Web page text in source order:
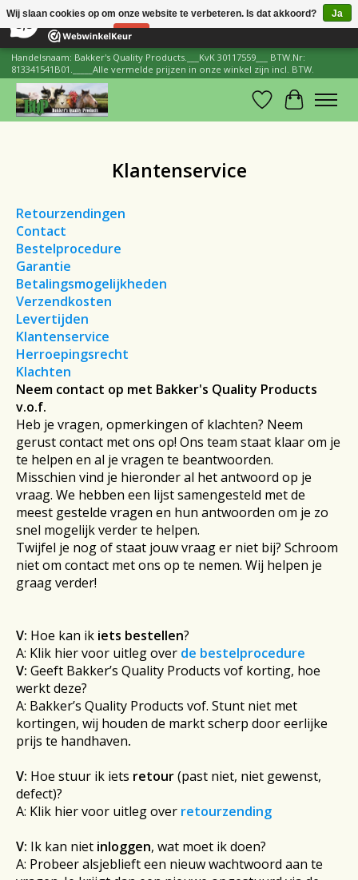
206 Reviews ×
Handelsnaam: Bakker's Quality Products.___KvK 30117559___ BTW.Nr:
813341541B01._____Alle vermelde prijzen in onze winkel zijn incl. BTW.
Verlanglijst
Klantenservice
Retourzendingen
Contact
Bestelprocedure
Garantie
Betalingsmogelijkheden
Verzendkosten
Levertijden
Klantenservice
Herroepingsrecht
Klachten
Neem contact op met Bakker's Quality Products
v.o.f.
Heb je vragen, opmerkingen of klachten? Neem
gerust contact met ons op! Ons team staat klaar om je
te helpen en al je vragen te beantwoorden.
Misschien vind je hieronder al het antwoord op je
vraag. We hebben een lijst samengesteld met de
meest gestelde vragen en hun antwoorden om je zo
snel mogelijk verder te helpen.
Twijfel je nog of staat jouw vraag er niet bij? Schroom
niet om contact met ons op te nemen. Wij helpen je
graag verder!
V: Hoe kan ik iets bestellen?
A: Klik hier voor uitleg over de bestelprocedure
V: Geeft Bakker’s Quality Products vof korting, hoe
werkt deze?
A: Bakker’s Quality Products vof. Stunt niet met
kortingen, wij houden de markt scherp door eerlijke
prijs te handhaven.
V: Hoe stuur ik iets retour(past niet, niet gewenst,
defect)?
A: Klik hier voor uitleg over retourzending
V: Ik kan niet inloggen, wat moet ik doen?
A: Probeer alsjeblieft een nieuw wachtwoord aan te
Wij slaan cookies op om onze website te verbeteren. Is dat akkoord?
Ja
Nee